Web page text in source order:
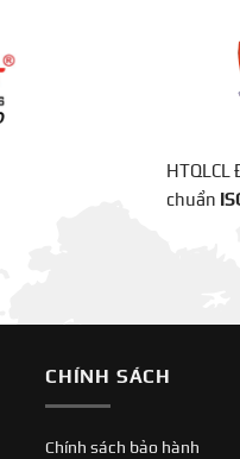
chuẩn
CHÍNH SÁCH
Chính sách bảo hành